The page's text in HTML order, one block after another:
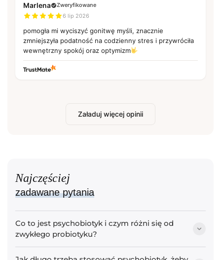
Marlena
Zweryfikowane
6 lip 2026
pomogła mi wyciszyć gonitwę myśli, znacznie
zmniejszyła podatność na codzienny stres i przywróciła
wewnętrzny spokój oraz optymizm
Załaduj więcej opinii
Najczęściej
zadawane pytania
Co to jest psychobiotyk i czym różni się od
zwykłego probiotyku?